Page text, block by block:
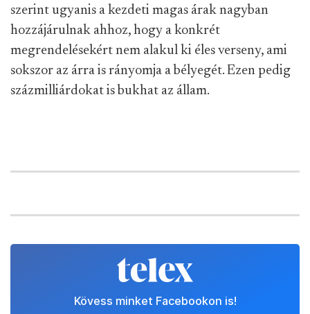
szerint ugyanis a kezdeti magas árak nagyban
hozzájárulnak ahhoz, hogy a konkrét
megrendelésekért nem alakul ki éles verseny, ami
sokszor az árra is rányomja a bélyegét. Ezen pedig
százmilliárdokat is bukhat az állam.
Kövess minket Facebookon is!